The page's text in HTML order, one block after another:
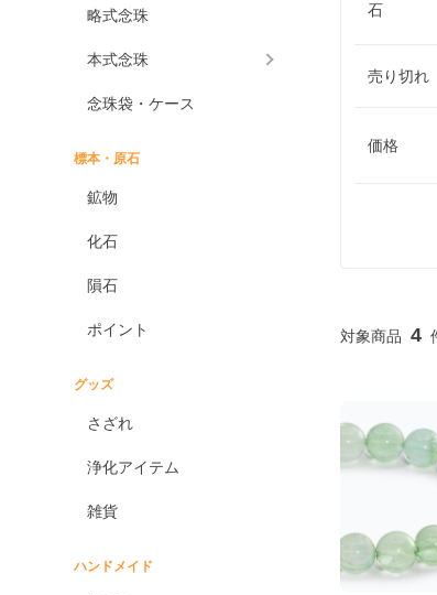
略式念珠
本式念珠
念珠袋・ケース
標本・原石
鉱物
化石
隕石
ポイント
グッズ
さざれ
浄化アイテム
雑貨
ハンドメイド
石
売り切れ
価格
4